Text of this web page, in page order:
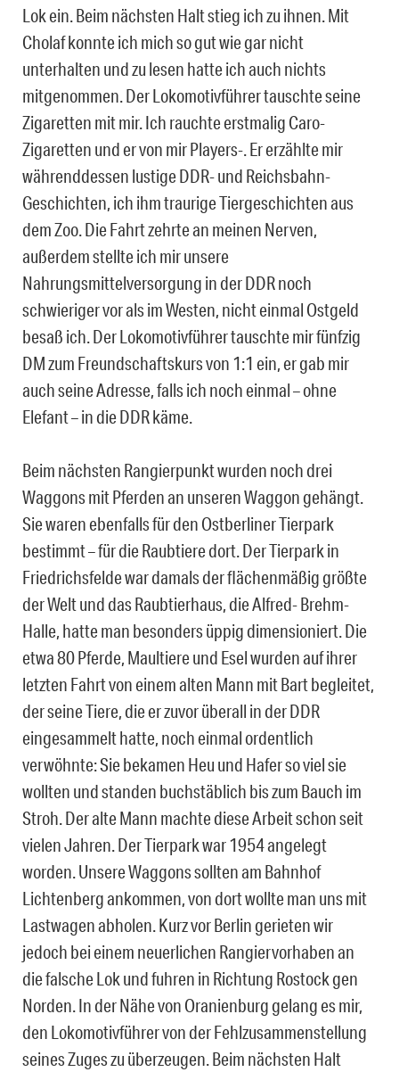
Lok ein. Beim nächsten Halt stieg ich zu ihnen. Mit
Cholaf konnte ich mich so gut wie gar nicht
unterhalten und zu lesen hatte ich auch nichts
mitgenommen. Der Lokomotivführer tauschte seine
Zigaretten mit mir. Ich rauchte erstmalig Caro-
Zigaretten und er von mir Players-. Er erzählte mir
währenddessen lustige DDR- und Reichsbahn-
Geschichten, ich ihm traurige Tiergeschichten aus
dem Zoo. Die Fahrt zehrte an meinen Nerven,
außerdem stellte ich mir unsere
Nahrungsmittelversorgung in der DDR noch
schwieriger vor als im Westen, nicht einmal Ostgeld
besaß ich. Der Lokomotivführer tauschte mir fünfzig
DM zum Freundschaftskurs von 1:1 ein, er gab mir
auch seine Adresse, falls ich noch einmal – ohne
Elefant – in die DDR käme.
Beim nächsten Rangierpunkt wurden noch drei
Waggons mit Pferden an unseren Waggon gehängt.
Sie waren ebenfalls für den Ostberliner Tierpark
bestimmt – für die Raubtiere dort. Der Tierpark in
Friedrichsfelde war damals der flächenmäßig größte
der Welt und das Raubtierhaus, die Alfred- Brehm-
Halle, hatte man besonders üppig dimensioniert. Die
etwa 80 Pferde, Maultiere und Esel wurden auf ihrer
letzten Fahrt von einem alten Mann mit Bart begleitet,
der seine Tiere, die er zuvor überall in der DDR
eingesammelt hatte, noch einmal ordentlich
verwöhnte: Sie bekamen Heu und Hafer so viel sie
wollten und standen buchstäblich bis zum Bauch im
Stroh. Der alte Mann machte diese Arbeit schon seit
vielen Jahren. Der Tierpark war 1954 angelegt
worden. Unsere Waggons sollten am Bahnhof
Lichtenberg ankommen, von dort wollte man uns mit
Lastwagen abholen. Kurz vor Berlin gerieten wir
jedoch bei einem neuerlichen Rangiervorhaben an
die falsche Lok und fuhren in Richtung Rostock gen
Norden. In der Nähe von Oranienburg gelang es mir,
den Lokomotivführer von der Fehlzusammenstellung
seines Zuges zu überzeugen. Beim nächsten Halt